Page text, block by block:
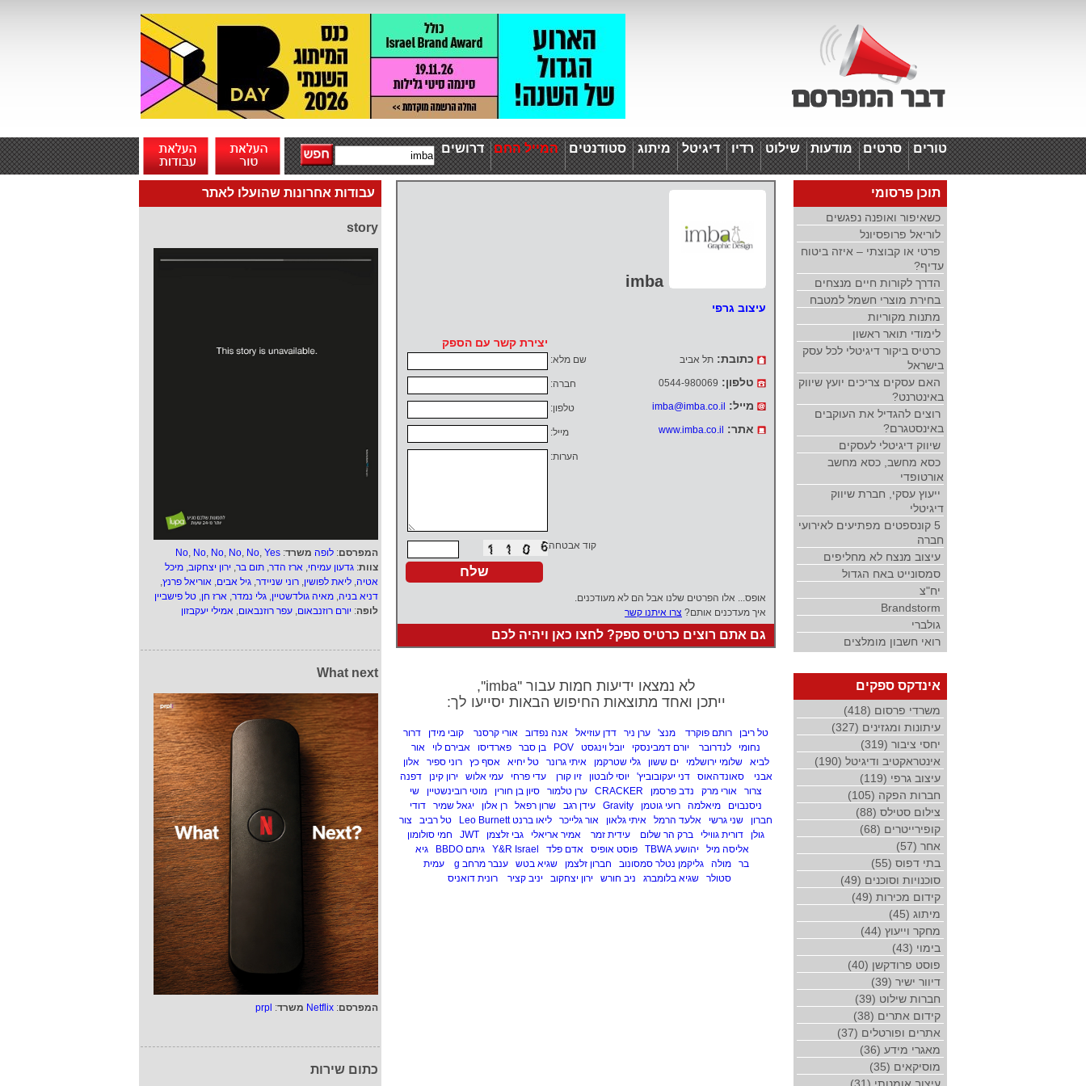
טורים סרטים מודעות שילוט רדיו דיגיטל מיתוג סטודנטים המייל החם דרושים
עבודות אחרונות שהועלו לאתר
story
המפרסם: לופה משרד:
No, No, No, No, No, Yes
צוות: גדעון עמיחי, ארז הדר, תום בר, ירון יצחקוב, מיכל
אטיה, ליאת לפושין, רוני שניידר, גיל אבים, אוריאל פרנץ,
דניא בניה, מאיה גולדשטיין, גלי נמדר, ארז חן, טל פישביין
לופה: יורם רוזנבאום, עפר רוזנבאום, אמילי יעקבזון
What next
המפרסם:
Netflix משרד:
prpl
כתום שירות
imba
עיצוב גרפי
כתובת: תל אביב
טלפון: 0544-980069
מייל: imba@imba.co.il
אתר: www.imba.co.il
יצירת קשר עם הספק
שם מלא:
חברה:
טלפון:
מייל:
הערות:
קוד אבטחה:
אופס... אלו הפרטים שלנו אבל הם לא מעודכנים.
איך מעדכנים אותם? צרו איתנו קשר
גם אתם רוצים כרטיס ספק? לחצו כאן ויהיה לכם
לא נמצאו ידיעות חמות עבור ''imba'',
ייתכן ואחד מתוצאות החיפוש הבאות יסייעו לך:
טל ריבן רותם פוקרד מנצ' ערן ניר דדן עוזיאל אנה נפדוב אורי קרסנר קובי מידן
דרור
נחומי
לנדרובר יורם דמבינסקי יובל וינגסט POV בן סבר פארדיסו אבירם לוי
אור
לביא
שלומי ירושלמי ים ששון גלי שטרקמן איתי גרונר טל יחיא אסף כץ רוני ספיר
אלון
אבני
סאונדהאוס דני יעקובוביץ' יוסי לובטון זיו קורן עדי פרחי עמי אלוש ירון קינן
דפנה
צרור
אורי מרק נדב פרסמן CRACKER ערן טלמור סיון בן חורין מוטי רובינשטיין
שי
ניסנבוים
מיאלמה רועי גוטמן Gravity עידן רגב שרון רפאל רן אלון יגאל שמיר
דודי
חברון
שני גרשי אלעד הרמל איתי גלאון אור גלייכר ליאו ברנט Leo Burnett טל רביב
צור
גולן
דורית גווילי ברק הר שלום עידית זמר אמיר אריאלי גבי זלצמן JWT
חמי סולומון
אליסה מיל
יהושע TBWA פוסט אופיס אדם פלד Y&R Israel גיתם BBDO
גיא
בר
מולה גליקמן נטלר סמסונוב חברון זלצמן שגיא בטש ענבר מרחב g
עמית
סטולר
שגיא בלומברג ניב חורש ירון יצחקוב יניב קציר רונית דואניס
תוכן פרסומי
כשאיפור ואופנה נפגשים
לוריאל פרופסיונל
פרטי או קבוצתי – איזה ביטוח
עדיף?
הדרך לקורות חיים מנצחים
בחירת מוצרי חשמל למטבח
מתנות מקוריות
לימודי תואר ראשון
כרטיס ביקור דיגיטלי לכל עסק
בישראל
האם עסקים צריכים יועץ שיווק
באינטרנט?
רוצים להגדיל את העוקבים
באינסטגרם?
שיווק דיגיטלי לעסקים
כסא מחשב, כסא מחשב
אורטופדי
ייעוץ עסקי, חברת שיווק
דיגיטלי
5 קונספטים מפתיעים לאירועי
חברה
עיצוב מנצח לא מחליפים
סמסונייט באח הגדול
יח"צ
Brandstorm
גולברי
רואי חשבון מומלצים
אינדקס ספקים
משרדי פרסום (418)
עיתונות ומגזינים (327)
יחסי ציבור (319)
אינטראקטיב ודיגיטל (190)
עיצוב גרפי (119)
חברות הפקה (105)
צילום סטילס (88)
קופירייטרים (68)
אחר (57)
בתי דפוס (55)
סוכנויות וסוכנים (49)
קידום מכירות (49)
מיתוג (45)
מחקר וייעוץ (44)
בימוי (43)
פוסט פרודקשן (40)
דיוור ישיר (39)
חברות שילוט (39)
קידום אתרים (38)
אתרים ופורטלים (37)
מאגרי מידע (36)
מוסיקאים (35)